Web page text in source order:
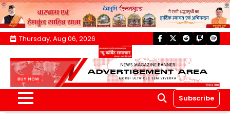
Skip
content
Thursday, Aug 06, 2026 facebook
twitterreddittwitch
Subscribe